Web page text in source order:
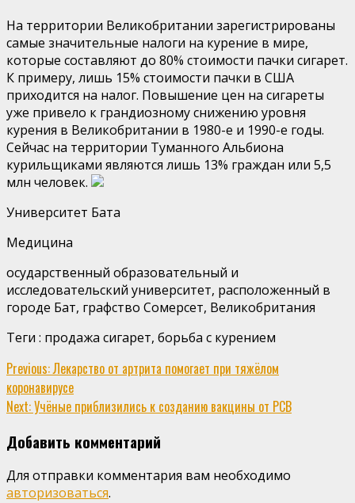
На территории Великобритании зарегистрированы
самые значительные налоги на курение в мире,
которые составляют до 80% стоимости пачки сигарет.
К примеру, лишь 15% стоимости пачки в США
приходится на налог. Повышение цен на сигареты
уже привело к грандиозному снижению уровня
курения в Великобритании в 1980-е и 1990-е годы.
Сейчас на территории Туманного Альбиона
курильщиками являются лишь 13% граждан или 5,5
млн человек.
Университет Бата
Медицина
осударственный образовательный и
исследовательский университет, расположенный в
городе Бат, графство Сомерсет, Великобритания
Теги : продажа сигарет, борьба с курением
Continue
Reading
Previous:Лекарство от артрита помогает при тяжёлом
коронавирусе
Next:Учёные приблизились к созданию вакцины от РСВ
Добавить комментарий
Для отправки комментария вам необходимо
авторизоваться.